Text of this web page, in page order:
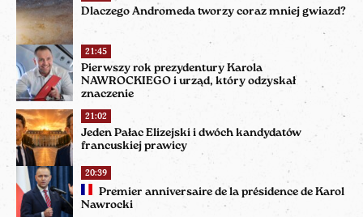
Dlaczego Andromeda tworzy coraz mniej gwiazd?
21:45
Pierwszy rok prezydentury Karola
NAWROCKIEGO i urząd, który odzyskał
znaczenie
21:02
Jeden Pałac Elizejski i dwóch kandydatów
francuskiej prawicy
20:39
Premier anniversaire de la présidence de Karol
Nawrocki